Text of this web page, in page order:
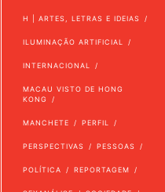
H | ARTES, LETRAS E IDEIAS
ILUMINAÇÃO ARTIFICIAL
INTERNACIONAL
MACAU VISTO DE HONG
KONG
MANCHETE PERFIL
PERSPECTIVAS PESSOAS
POLÍTICA REPORTAGEM